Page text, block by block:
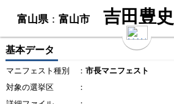
富山県：富山市 吉田豊史
基本データ
マニフェスト種別 ： 市長マニフェスト
対象の選挙区
：